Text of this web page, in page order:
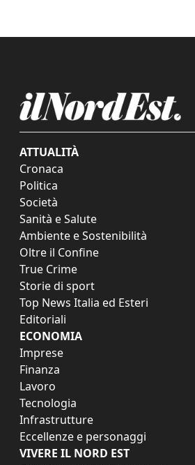
ATTUALITÀ
Cronaca
Politica
Società
Sanità e Salute
Ambiente e Sostenibilità
Oltre il Confine
True Crime
Storie di sport
Top News Italia ed Esteri
Editoriali
ECONOMIA
Imprese
Finanza
Lavoro
Tecnologia
Infrastrutture
Eccellenze e personaggi
VIVERE IL NORD EST